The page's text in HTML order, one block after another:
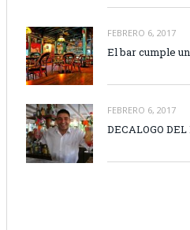
FEBRERO 6, 2017
El bar cumple
FEBRERO 6, 2017
DECALOGO